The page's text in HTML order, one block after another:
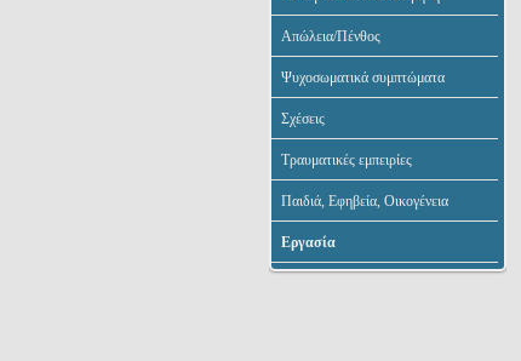
Απώλεια/Πένθος
Ψυχοσωματικά συμπτώματα
Σχέσεις
Τραυματικές εμπειρίες
Παιδιά, Εφηβεία, Οικογένεια
Εργασία